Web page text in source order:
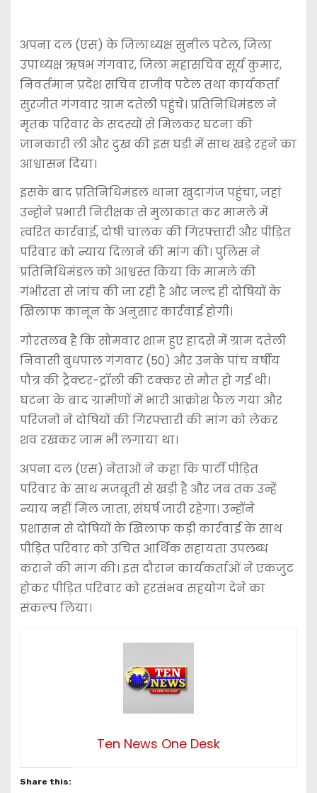
अपना दल (एस) के जिलाध्यक्ष सुनील पटेल, जिला
उपाध्यक्ष ऋषभ गंगवार, जिला महासचिव सूर्य कुमार,
निवर्तमान प्रदेश सचिव राजीव पटेल तथा कार्यकर्ता
सुरजीत गंगवार ग्राम दतेली पहुंचे। प्रतिनिधिमंडल ने
मृतक परिवार के सदस्यों से मिलकर घटना की
जानकारी ली और दुख की इस घड़ी में साथ खड़े रहने का
आश्वासन दिया।
इसके बाद प्रतिनिधिमंडल थाना खुदागंज पहुंचा, जहां
उन्होंने प्रभारी निरीक्षक से मुलाकात कर मामले में
त्वरित कार्रवाई, दोषी चालक की गिरफ्तारी और पीड़ित
परिवार को न्याय दिलाने की मांग की। पुलिस ने
प्रतिनिधिमंडल को आश्वस्त किया कि मामले की
गंभीरता से जांच की जा रही है और जल्द ही दोषियों के
खिलाफ कानून के अनुसार कार्रवाई होगी।
गौरतलब है कि सोमवार शाम हुए हादसे में ग्राम दतेली
निवासी बुधपाल गंगवार (50) और उनके पांच वर्षीय
पौत्र की ट्रैक्टर-ट्रॉली की टक्कर से मौत हो गई थी।
घटना के बाद ग्रामीणों में भारी आक्रोश फैल गया और
परिजनों ने दोषियों की गिरफ्तारी की मांग को लेकर
शव रखकर जाम भी लगाया था।
अपना दल (एस) नेताओं ने कहा कि पार्टी पीड़ित
परिवार के साथ मजबूती से खड़ी है और जब तक उन्हें
न्याय नहीं मिल जाता, संघर्ष जारी रहेगा। उन्होंने
प्रशासन से दोषियों के खिलाफ कड़ी कार्रवाई के साथ
पीड़ित परिवार को उचित आर्थिक सहायता उपलब्ध
कराने की मांग की। इस दौरान कार्यकर्ताओं ने एकजुट
होकर पीड़ित परिवार को हरसंभव सहयोग देने का
संकल्प लिया।
Ten News One Desk
Share this: